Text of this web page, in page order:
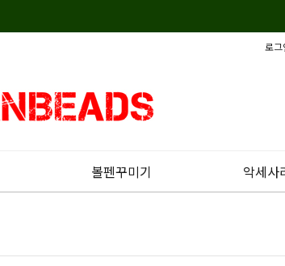
로그
볼펜꾸미기 악세사